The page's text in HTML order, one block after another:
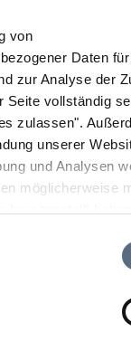
von
Daten
zur Analyse der
Seite vollständig
zulassen".
unserer
und Analysen
möglicherweise